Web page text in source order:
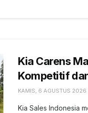
Kia Carens
Kompetitif
KAMIS, 6 AGUSTUS 2026
Kia Sales Indonesia